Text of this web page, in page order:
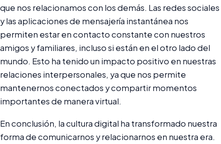
que nos relacionamos con los demás. Las redes sociales
y las aplicaciones de mensajería instantánea nos
permiten estar en contacto constante con nuestros
amigos y familiares, incluso si están en el otro lado del
mundo. Esto ha tenido un impacto positivo en nuestras
relaciones interpersonales, ya que nos permite
mantenernos conectados y compartir momentos
importantes de manera virtual.
En conclusión, la cultura digital ha transformado nuestra
forma de comunicarnos y relacionarnos en nuestra era.